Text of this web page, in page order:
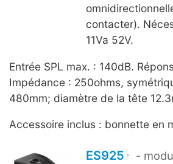
contacter).
11Va 52V.
Entrée SPL max. : 140dB.
Impédance : 250ohms,
480mm; diamètre de la tête
Accessoire inclus : bonnette en
ES925 -